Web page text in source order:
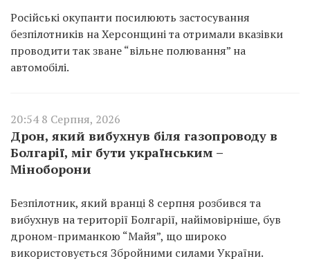
Російські окупанти посилюють застосування
безпілотників на Херсонщині та отримали вказівки
проводити так зване “вільне полювання” на
автомобілі.
20:54 8 Серпня, 2026
Дрон, який вибухнув біля газопроводу в
Болгарії, міг бути українським –
Міноборони
Безпілотник, який вранці 8 серпня розбився та
вибухнув на території Болгарії, найімовірніше, був
дроном-приманкою “Майя”, що широко
використовується Збройними силами України.